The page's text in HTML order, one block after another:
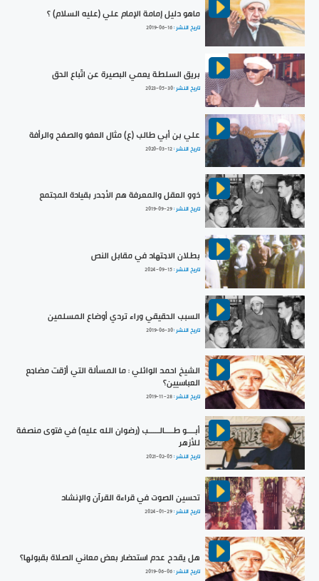
ماهو دليل إمامة الإمام علي (عليه السلام) ؟
تاريخ النشر :2019-06-16
بريق السلطة يعمي البصيرة عن اتّباع الحق
تاريخ النشر :2023-05-30
علي بن أبي طالب (ع) مثال العفو والصفح والرأفة
تاريخ النشر :2020-03-12
ذوو العقل والمعرفة هم الأجدر بقيادة المجتمع
تاريخ النشر :2019-09-29
بطلان الاجتهاد في مقابل النص
تاريخ النشر :2024-09-15
السبب الحقيقي وراء تردي أوضاع المسلمين
تاريخ النشر :2019-06-30
الشيخ احمد الوائلي : ما المسألة التي أرّقت مضاجع
العباسيين؟
تاريخ النشر :2019-11-28
أبــــو طــــالـــــب (رضوان الله عليه) في فتوى منصفة
للأزهر
تاريخ النشر :2021-02-05
تحسين الصوت في قراءة القرآن والإنشاد
تاريخ النشر :2024-01-29
هل يقدح عدم استحضار بعض معاني الصلاة بقبولها؟
تاريخ النشر :2019-06-06